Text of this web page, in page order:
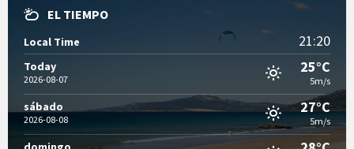
EL TIEMPO
Local Time 21:20
Today
2026-08-07
25°C
5m/s
sábado
2026-08-08
27°C
5m/s